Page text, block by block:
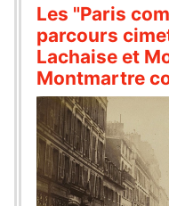
Les "Paris
parcours
Lachaise et
Montmartre